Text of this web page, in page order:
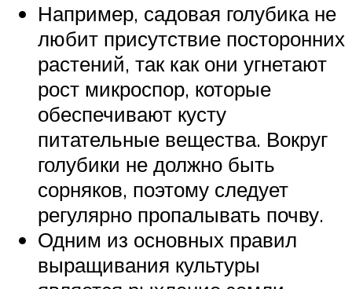
Например, садовая голубика не
любит присутствие посторонних
растений, так как они угнетают
рост микроспор, которые
обеспечивают кусту
питательные вещества. Вокруг
голубики не должно быть
сорняков, поэтому следует
регулярно пропалывать почву.
Одним из основных правил
выращивания культуры